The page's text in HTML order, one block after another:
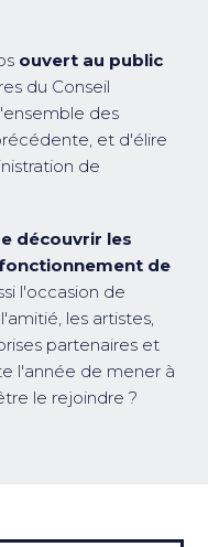
ouvert au public
du Conseil
des
et d'élire
de
découvrir les
de
l'occasion de
les artistes,
partenaires et
l'année de mener à
le rejoindre ?